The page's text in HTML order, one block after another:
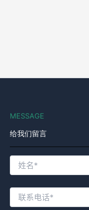
MESSAGE
给我们留言